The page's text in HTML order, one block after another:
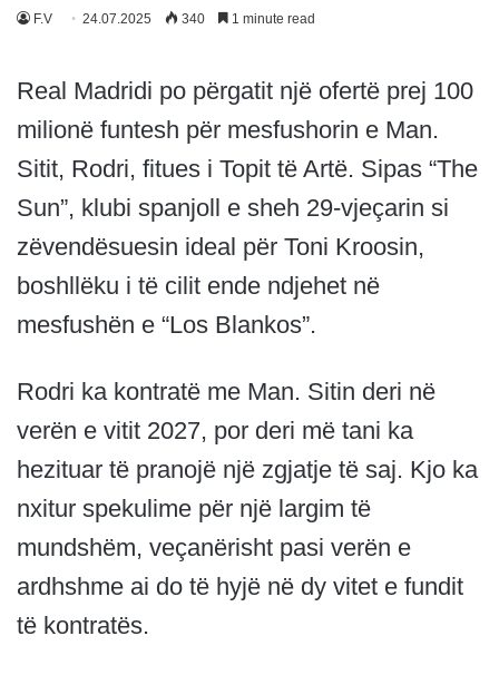
F.V 24.07.2025 340 1 minute read
Real Madridi po përgatit një ofertë prej 100
milionë funtesh për mesfushorin e Man.
Sitit, Rodri, fitues i Topit të Artë. Sipas “The
Sun”, klubi spanjoll e sheh 29-vjeçarin si
zëvendësuesin ideal për Toni Kroosin,
boshllëku i të cilit ende ndjehet në
mesfushën e “Los Blankos”.
Rodri ka kontratë me Man. Sitin deri në
verën e vitit 2027, por deri më tani ka
hezituar të pranojë një zgjatje të saj. Kjo ka
nxitur spekulime për një largim të
mundshëm, veçanërisht pasi verën e
ardhshme ai do të hyjë në dy vitet e fundit
të kontratës.